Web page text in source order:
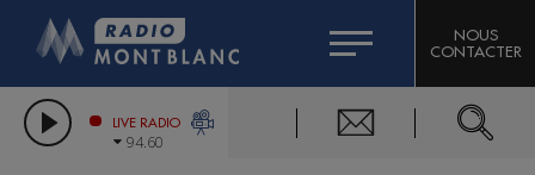
LES CHRONIQUES DE L'EXPERT
CITIZEN MACHINERY
GRAND MASSIF DOMAINES SKIABLES
COMPAGNIE DU MONT-BLANC
NOUS
CONTACTER
LIVE RADIO
94.60